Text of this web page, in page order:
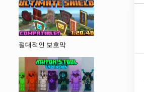
절대적인 보호막